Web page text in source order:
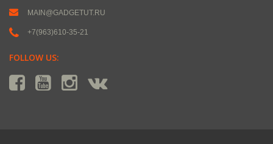
MAIN@GADGETUT.RU
+7(963)610-35-21
FOLLOW US: